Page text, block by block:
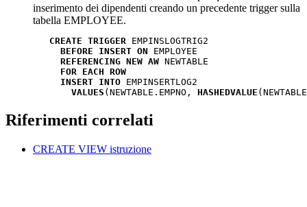
inserimento dei dipendenti creando un precedente trigger sulla
tabella EMPLOYEE.
CREATE TRIGGER EMPINSLOGTRIG2
BEFORE INSERT ON EMPLOYEE
REFERENCING NEW AW NEWTABLE
FOR EACH ROW
INSERT INTO EMPINSERTLOG2
VALUES (NEWTABLE.EMPNO, HASHEDVALUE
Riferimenti correlati
CREATE VIEW istruzione